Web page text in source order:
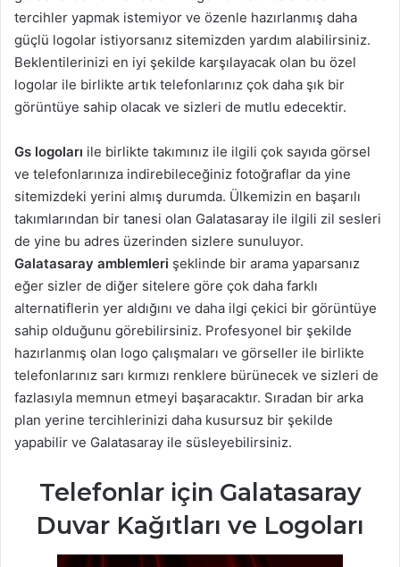
tercihler yapmak istemiyor ve özenle hazırlanmış daha
güçlü logolar istiyorsanız sitemizden yardım alabilirsiniz.
Beklentilerinizi en iyi şekilde karşılayacak olan bu özel
logolar ile birlikte artık telefonlarınız çok daha şık bir
görüntüye sahip olacak ve sizleri de mutlu edecektir.
Gs logoları ile birlikte takımınız ile ilgili çok sayıda görsel
ve telefonlarınıza indirebileceğiniz fotoğraflar da yine
sitemizdeki yerini almış durumda. Ülkemizin en başarılı
takımlarından bir tanesi olan Galatasaray ile ilgili zil sesleri
de yine bu adres üzerinden sizlere sunuluyor.
Galatasaray amblemleri şeklinde bir arama yaparsanız
eğer sizler de diğer sitelere göre çok daha farklı
alternatiflerin yer aldığını ve daha ilgi çekici bir görüntüye
sahip olduğunu görebilirsiniz. Profesyonel bir şekilde
hazırlanmış olan logo çalışmaları ve görseller ile birlikte
telefonlarınız sarı kırmızı renklere bürünecek ve sizleri de
fazlasıyla memnun etmeyi başaracaktır. Sıradan bir arka
plan yerine tercihlerinizi daha kusursuz bir şekilde
yapabilir ve Galatasaray ile süsleyebilirsiniz.
Telefonlar için Galatasaray
Duvar Kağıtları ve Logoları